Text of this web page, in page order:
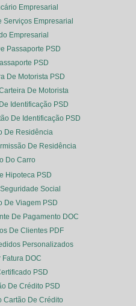
Empresarial
Serviços Empresarial
Empresarial
Passaporte PSD
PSD
De Motorista PSD
De Motorista
Identificação PSD
De Identificação PSD
De Residência
De Residência
Do Carro
Hipoteca PSD
Social
De Viagem PSD
De Pagamento DOC
De Clientes PDF
Personalizados
Fatura DOC
PSD
De Crédito PSD
Cartão De Crédito